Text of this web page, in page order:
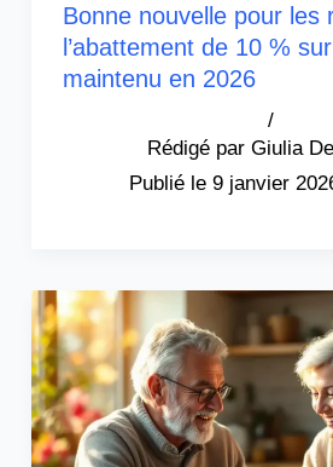
Bonne nouvelle pour les
l’abattement de 10 %
maintenu en 2026
Giulia
/
9 janvier